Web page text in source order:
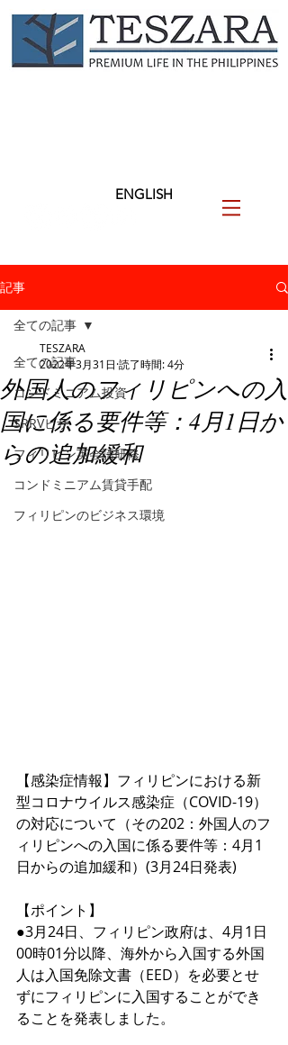
ENGLISH
記事
全ての記事
コンドミニアム投資
SRRVビザ
フィリピン英会話研修
コンドミニアム賃貸手配
フィリピンのビジネス環境
全ての記事
外国人のフィリピンへの入
国に係る要件等：4月1日か
らの追加緩和
TESZARA
2022年3月31日 読了時間: 4分
【感染症情報】フィリピンにおける新
型コロナウイルス感染症（COVID-19）
の対応について（その202：外国人のフ
ィリピンへの入国に係る要件等：4月1
日からの追加緩和）(3月24日発表)
【ポイント】
●3月24日、フィリピン政府は、4月1日
00時01分以降、海外から入国する外国
人は入国免除文書（EED）を必要とせ
ずにフィリピンに入国することができ
ることを発表しました。